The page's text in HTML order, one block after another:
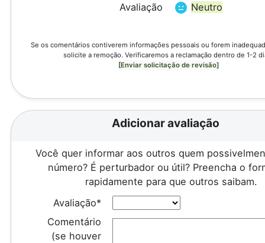
Avaliação
Neutro
Se os comentários contiverem informações pessoais ou forem
solicite a remoção. Verificaremos a reclamação dentro de 1-2
[Enviar solicitação de revisão]
Adicionar avaliação
Você quer informar aos outros quem
número? É perturbador ou útil? Preencha o
rapidamente para que outros saibam.
Avaliação*
Comentário
(se houver